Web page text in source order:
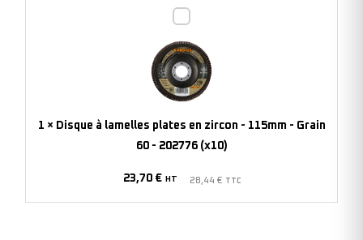
lamelles
plates
en
-
1 × Disque à lamelles plates en zircon - 115mm - Grain
60 - 202776 (x10)
23,70 € HT 28,44 € TTC